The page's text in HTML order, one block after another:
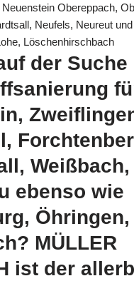
Obereppach,
Neufels, Neureut und
Löschenhirschbach
der Suche
Weißbach,
ebenso wie
Öhringen,
MÜLLER
ist der